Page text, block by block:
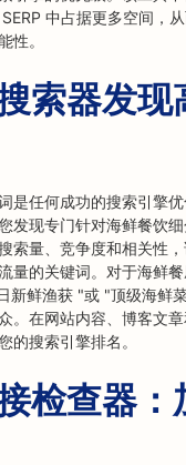
中占据更多空间，
性。
索器发现
是任何成功的搜索引擎
发现专门针对海鲜餐饮
索量、竞争度和相关性
量的关键词。对于海鲜
新鲜渔获 "或 "顶级海鲜
。在网站内容、博客文
的搜索引擎排名。
检查器：